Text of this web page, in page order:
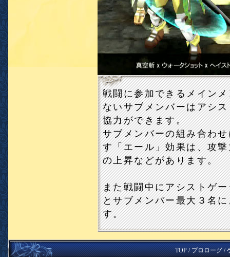
戦闘に参加できるメイン
ないサブメンバーはアシ
協力ができます。
サブメンバーの組み合わ
す「エール」効果は、攻
の上昇などがあります。
また戦闘中にアシストゲ
とサブメンバー最大３名
す。
TOP/プロローグ/